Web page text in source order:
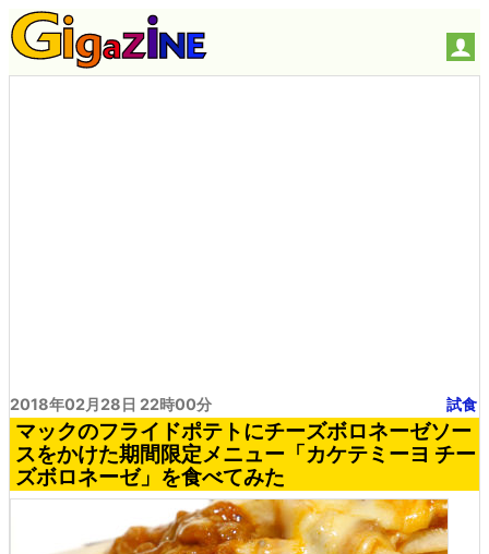
2018年02月28日 22時00分 試食
マックのフライドポテトにチーズボロネーゼソー
スをかけた期間限定メニュー「カケテミーヨ チー
ズボロネーゼ」を食べてみた